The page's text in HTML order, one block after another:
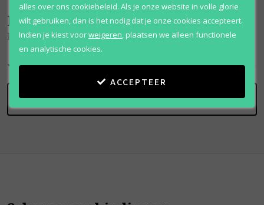
Beoordelingen (0)
King Of Seduction Absolute
SCHRIJF BEOORDELING
alles over ons cookiebeleid. Als je onze website in volle glorie
wilt gebruiken, dan is het nodig dat je onze cookies accepteert.
Indien je kiest voorweigeren plaatsen we alleen functionele
en analytische cookies.
ACCEPTEER